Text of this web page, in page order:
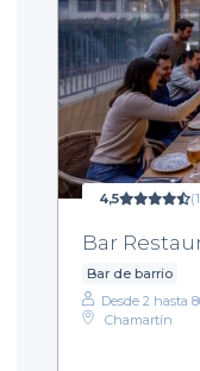
4,5
Bar
Bar de barrio
Desde 2 hasta
Chamartín